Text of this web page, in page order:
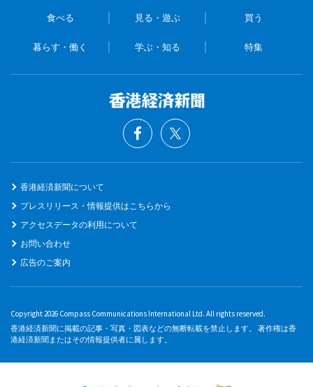
食べる 見る・遊ぶ 買う
暮らす・働く 学ぶ・知る 特集
香港経済新聞について
プレスリリース・情報提供はこちらから
アクセスデータの利用について
お問い合わせ
広告のご案内
Copyright 2026 Compass Communications International Ltd. All rights reserved.
香港経済新聞に掲載の記事・写真・図表などの無断転載を禁止します。 著作権は香
港経済新聞またはその情報提供者に属します。